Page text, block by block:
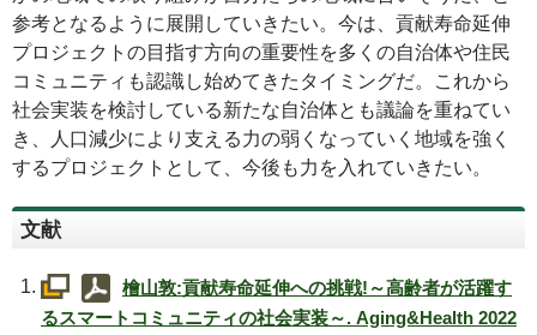
参考となるように展開していきたい。今は、貢献寿命延伸
プロジェクトの目指す方向の重要性を多くの自治体や住民
コミュニティも認識し始めてきたタイミングだ。これから
社会実装を検討している新たな自治体とも議論を重ねてい
き、人口減少により支える力の弱くなっていく地域を強く
するプロジェクトとして、今後も力を入れていきたい。
文献
檜山敦:貢献寿命延伸への挑戦!～高齢者が活躍す
るスマートコミュニティの社会実装～. Aging&Health 2022